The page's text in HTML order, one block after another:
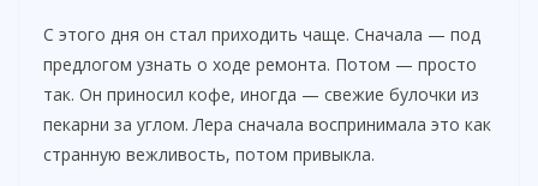
С этого дня он стал приходить чаще. Сначала — под
предлогом узнать о ходе ремонта. Потом — просто
так. Он приносил кофе, иногда — свежие булочки из
пекарни за углом. Лера сначала воспринимала это как
странную вежливость, потом привыкла.